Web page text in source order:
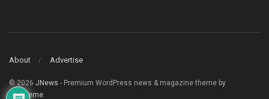
About Advertise
© 2026 JNews - Premium WordPress news & magazine theme by
Jegtheme